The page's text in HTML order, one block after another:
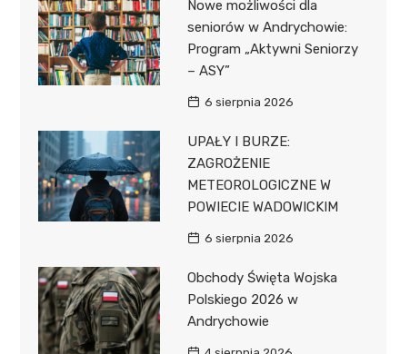
Pozostałe
Sport i rozrywka
Zwierzęta
Usługi
Nowe możliwości dla
seniorów w Andrychowie:
Program „Aktywni Seniorzy
– ASY”
6 sierpnia 2026
UPAŁY I BURZE:
ZAGROŻENIE
METEOROLOGICZNE W
POWIECIE WADOWICKIM
6 sierpnia 2026
Obchody Święta Wojska
Polskiego 2026 w
Andrychowie